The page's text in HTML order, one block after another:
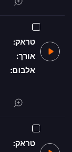
טראק:
אורך:
אלבום:
טראק: